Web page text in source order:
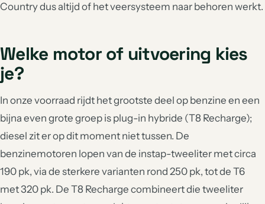
Country dus altijd of het veersysteem naar behoren werkt.
Welke motor of uitvoering kies
je?
In onze voorraad rijdt het grootste deel op benzine en een
bijna even grote groep is plug-in hybride (T8 Recharge);
diesel zit er op dit moment niet tussen. De
benzinemotoren lopen van de instap-tweeliter met circa
190 pk, via de sterkere varianten rond 250 pk, tot de T6
met 320 pk. De T8 Recharge combineert die tweeliter